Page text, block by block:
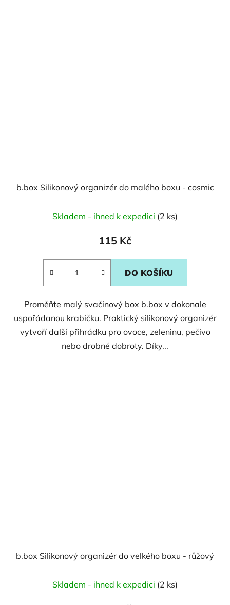
b.box Silikonový organizér do malého boxu - cosmic
Skladem - ihned k expedici (2 ks)
115 Kč
DO KOŠÍKU
Proměňte malý svačinový box b.box v dokonale
uspořádanou krabičku. Praktický silikonový organizér
vytvoří další přihrádku pro ovoce, zeleninu, pečivo
nebo drobné dobroty. Díky...
b.box Silikonový organizér do velkého boxu - růžový
Skladem - ihned k expedici (2 ks)